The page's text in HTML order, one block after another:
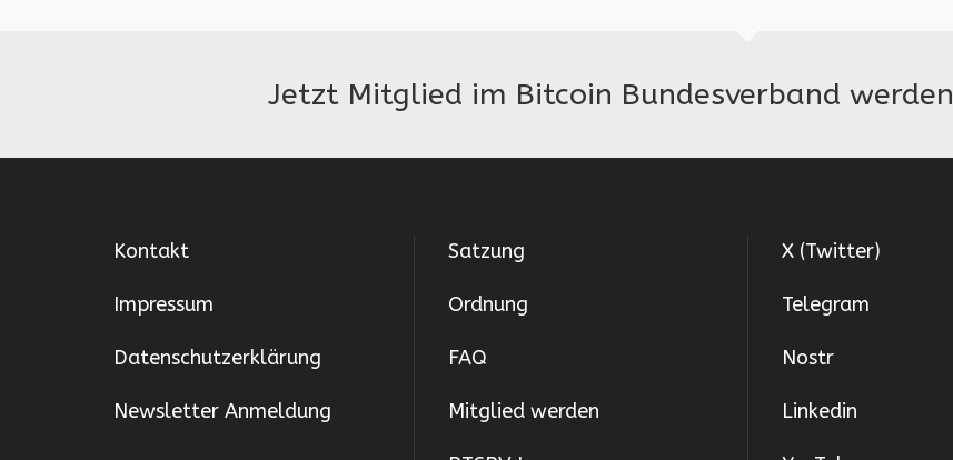
Jetzt Mitglied im Bitcoin Bundesverband werden
Kontakt
Impressum
Datenschutzerklärung
Newsletter Anmeldung
Satzung
Ordnung
FAQ
Mitglied werden
X (Twitter)
Telegram
Nostr
Linkedin